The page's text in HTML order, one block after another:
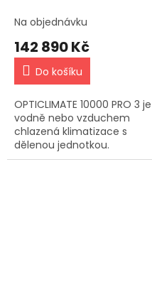
Na objednávku
142 890 Kč
Do košíku
OPTICLIMATE 10000 PRO 3 je
vodně nebo vzduchem
chlazená klimatizace s
dělenou jednotkou.
Zajišťuje optimální klima